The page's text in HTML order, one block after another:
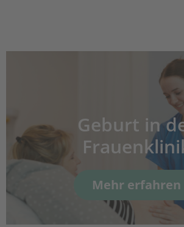
Geburt in
Mehr erfahren